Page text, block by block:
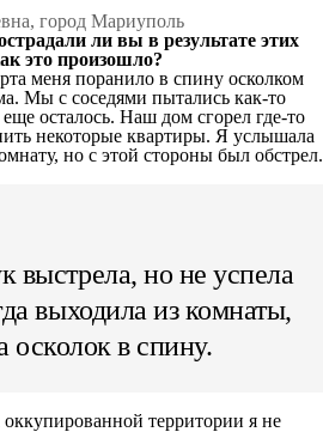
город Мариуполь
ли вы в результате этих
это произошло?
меня поранило в спину осколком
Мы с соседями пытались как-то
осталось. Наш дом сгорел где-то
некоторые квартиры. Я услышала
но с этой стороны был обстрел.
выстрела, но не успела
выходила из комнаты,
осколок в спину.
территории я не